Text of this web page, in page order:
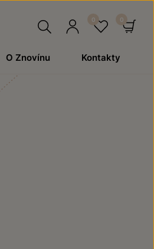
O Znovínu Kontakty